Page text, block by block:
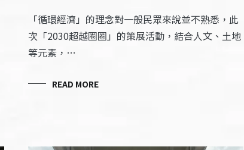
「循環經濟」的理念對一般民眾來說並不熟悉，此
次「2030超越圈圈」的策展活動，結合人文、土地
等元素，…
READ MORE